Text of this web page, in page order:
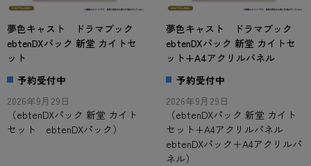
夢色キャスト ドラマブック
ebtenDXパック 新堂 カイトセ
ット
予約受付中
2026年9月29日
（ebtenDXパック 新堂 カイト
セット ebtenDXパック）
夢色キャスト ドラマブック
ebtenDXパック 新堂 カイトセ
ット+A4アクリルパネル
予約受付中
2026年9月29日
（ebtenDXパック 新堂 カイト
セット+A4アクリルパネル
ebtenDXパック＋A4アクリルパ
ネル）